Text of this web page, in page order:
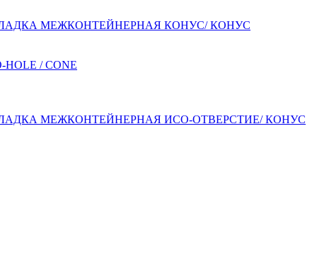
МЕЖКОНТЕЙНЕРНАЯ КОНУС/ КОНУС
МЕЖКОНТЕЙНЕРНАЯ ИСО-ОТВЕРСТИЕ/ КОНУС